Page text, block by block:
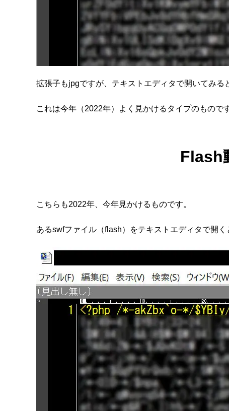
拡張子もjpgですが、テキストエディタで開いてみる
これは今年（2022年）よく見かけるタイプのものです
Flash
こちらも2022年、今年見かけるものです。
あるswfファイル（flash）をテキストエディタで開